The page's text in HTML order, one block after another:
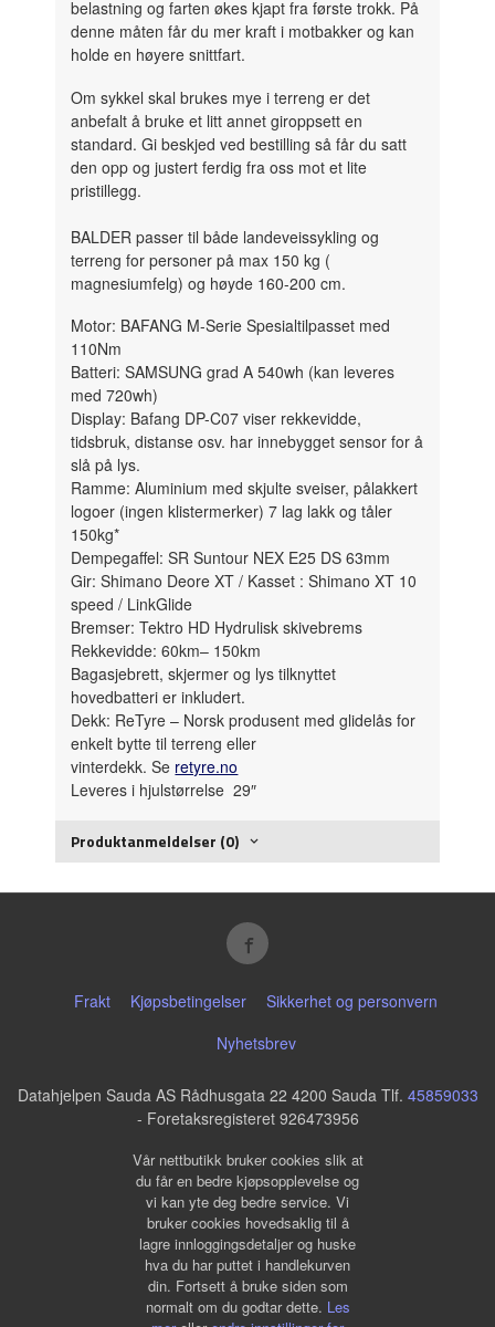
belastning og farten økes kjapt fra første trokk. På
denne måten får du mer kraft i motbakker og kan
holde en høyere snittfart.
Om sykkel skal brukes mye i terreng er det
anbefalt å bruke et litt annet giroppsett en
standard. Gi beskjed ved bestilling så får du satt
den opp og justert ferdig fra oss mot et lite
pristillegg.
BALDER passer til både landeveissykling og
terreng for personer på max 150 kg (
magnesiumfelg) og høyde 160-200 cm.
Motor: BAFANG M-Serie Spesialtilpasset med
110Nm
Batteri: SAMSUNG grad A 540wh (kan leveres
med 720wh)
Display: Bafang DP-C07 viser rekkevidde,
tidsbruk, distanse osv. har innebygget sensor for å
slå på lys.
Ramme: Aluminium med skjulte sveiser, pålakkert
logoer (ingen klistermerker) 7 lag lakk og tåler
150kg*
Dempegaffel: SR Suntour NEX E25 DS 63mm
Gir: Shimano Deore XT / Kasset : Shimano XT 10
speed / LinkGlide
Bremser: Tektro HD Hydrulisk skivebrems
Rekkevidde: 60km– 150km
Bagasjebrett, skjermer og lys tilknyttet
hovedbatteri er inkludert.
Dekk: ReTyre – Norsk produsent med glidelås for
enkelt bytte til terreng eller
vinterdekk. Se retyre.no
Leveres i hjulstørrelse 29″
Produktanmeldelser (0)
Frakt Kjøpsbetingelser
Sikkerhet og personvern
Nyhetsbrev
Datahjelpen Sauda AS Rådhusgata 22 4200 Sauda Tlf. 45859033
- Foretaksregisteret 926473956
Vår nettbutikk bruker cookies slik at
du får en bedre kjøpsopplevelse og
vi kan yte deg bedre service. Vi
bruker cookies hovedsaklig til å
lagre innloggingsdetaljer og huske
hva du har puttet i handlekurven
din. Fortsett å bruke siden som
normalt om du godtar dette. Les